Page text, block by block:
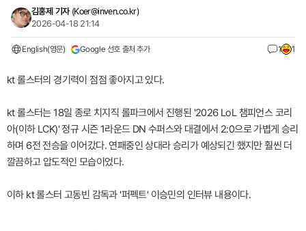
김홍제 기자 (Koer@inven.co.kr)
2026-04-18 21:14
English(영문) Google 선호 출처 추가 1 1
kt 롤스터의 경기력이 점점 좋아지고 있다.
kt 롤스터는 18일 종로 치지직 롤파크에서 진행된 '2026 LoL 챔피언스 코리
아(이하 LCK)' 정규 시즌 1라운드 DN 수퍼스와 대결에서 2:0으로 가볍게 승리
하며 6전 전승을 이어갔다. 연패중인 상대라 승리가 예상되긴 했지만 훨씬 더
깔끔하고 압도적인 모습이었다.
이하 kt 롤스터 고동빈 감독과 '퍼펙트' 이승민의 인터뷰 내용이다.